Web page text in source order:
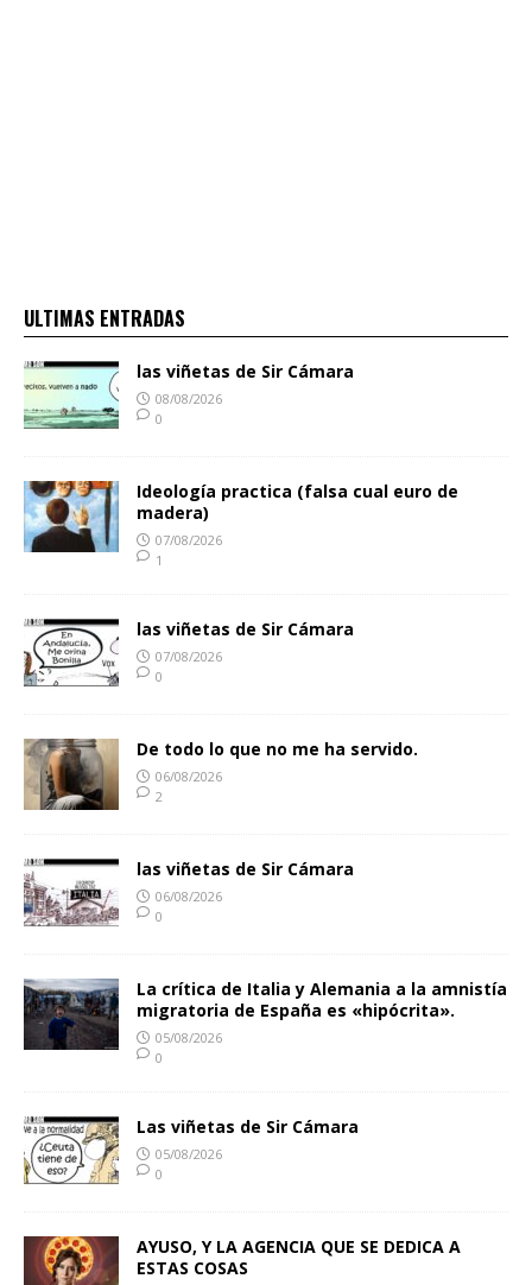
ULTIMAS ENTRADAS
las viñetas de Sir Cámara
08/08/2026
0
Ideología practica (falsa cual euro de
madera)
07/08/2026
1
las viñetas de Sir Cámara
07/08/2026
0
De todo lo que no me ha servido.
06/08/2026
2
las viñetas de Sir Cámara
06/08/2026
0
La crítica de Italia y Alemania a la amnistía
migratoria de España es «hipócrita».
05/08/2026
0
Las viñetas de Sir Cámara
05/08/2026
0
AYUSO, Y LA AGENCIA QUE SE DEDICA A
ESTAS COSAS